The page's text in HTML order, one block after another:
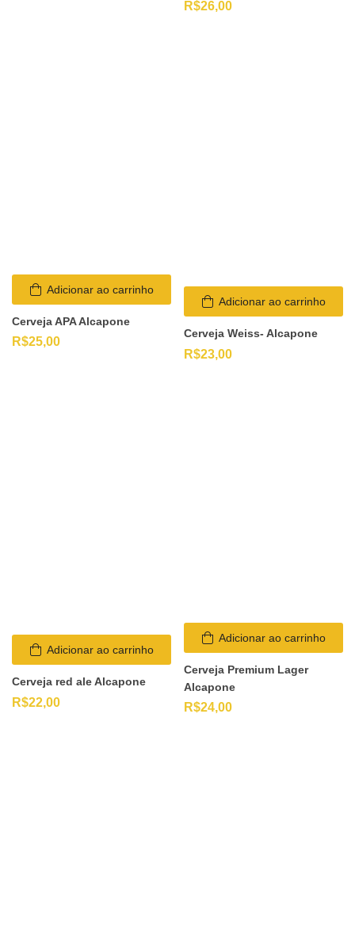
R$26,00
Adicionar ao carrinho
Cerveja APA Alcapone
R$25,00
Adicionar ao carrinho
Cerveja Weiss- Alcapone
R$23,00
Adicionar ao carrinho
Cerveja red ale Alcapone
R$22,00
Adicionar ao carrinho
Cerveja Premium Lager
Alcapone
R$24,00